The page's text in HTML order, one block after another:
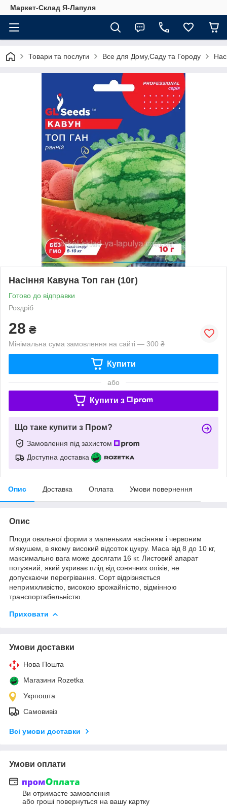
Маркет-Склад Я-Лапуля
Товари та послуги Все для Дому,Саду та Городу
Насіння Кавуна Топ ган (10г)
Готово до відправки
Роздріб
28 ₴
Мінімальна сума замовлення на сайті — 300 ₴
Купити
або
Купити з
Що таке купити з Пром?
Замовлення під захистом
Доступна доставка
Опис Доставка Оплата Умови повернення
Опис
Плоди овальної форми з маленьким насінням і червоним
м'якушем, в якому високий відсоток цукру. Маса від 8 до 10 кг,
максимально вага може досягати 16 кг. Листовий апарат
потужний, який укриває плід від сонячних опіків, не
допускаючи перегрівання. Сорт відрізняється
непримхливістю, високою врожайністю, відмінною
транспортабельністю.
Приховати
Умови доставки
Нова Пошта
Магазини Rozetka
Укрпошта
Самовивіз
Всі умови доставки
Умови оплати
Ви отримаєте замовлення
або гроші повернуться на вашу картку